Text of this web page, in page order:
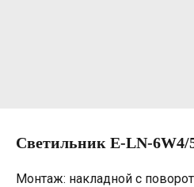
Светильник E-LN-6W4/
Монтаж: накладной с